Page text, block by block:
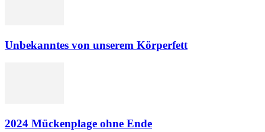
Unbekanntes von unserem Körperfett
2024 Mückenplage ohne Ende